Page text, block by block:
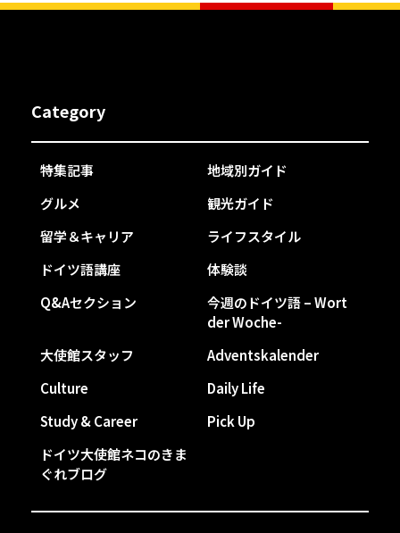
Category
特集記事
地域別ガイド
グルメ
観光ガイド
留学＆キャリア
ライフスタイル
ドイツ語講座
体験談
Q&Aセクション
今週のドイツ語 – Wort
der Woche-
大使館スタッフ
Adventskalender
Culture
Daily Life
Study & Career
Pick Up
ドイツ大使館ネコのきま
ぐれブログ